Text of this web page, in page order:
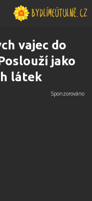
vajec do
jako
látek